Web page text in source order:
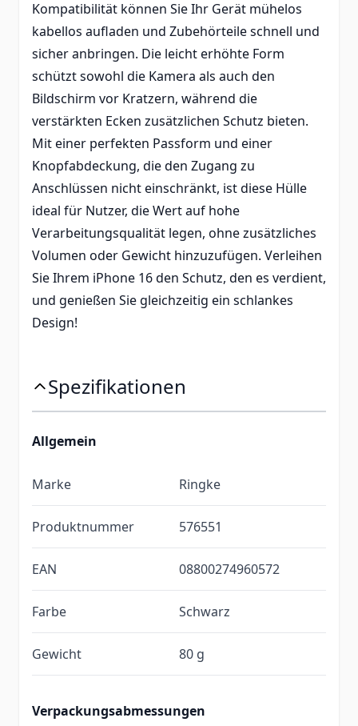
Kompatibilität können Sie Ihr Gerät mühelos
kabellos aufladen und Zubehörteile schnell und
sicher anbringen. Die leicht erhöhte Form
schützt sowohl die Kamera als auch den
Bildschirm vor Kratzern, während die
verstärkten Ecken zusätzlichen Schutz bieten.
Mit einer perfekten Passform und einer
Knopfabdeckung, die den Zugang zu
Anschlüssen nicht einschränkt, ist diese Hülle
ideal für Nutzer, die Wert auf hohe
Verarbeitungsqualität legen, ohne zusätzliches
Volumen oder Gewicht hinzuzufügen. Verleihen
Sie Ihrem iPhone 16 den Schutz, den es verdient,
und genießen Sie gleichzeitig ein schlankes
Design!
Spezifikationen
Allgemein
Marke Ringke
Produktnummer 576551
EAN 08800274960572
Farbe Schwarz
Gewicht 80 g
Verpackungsabmessungen